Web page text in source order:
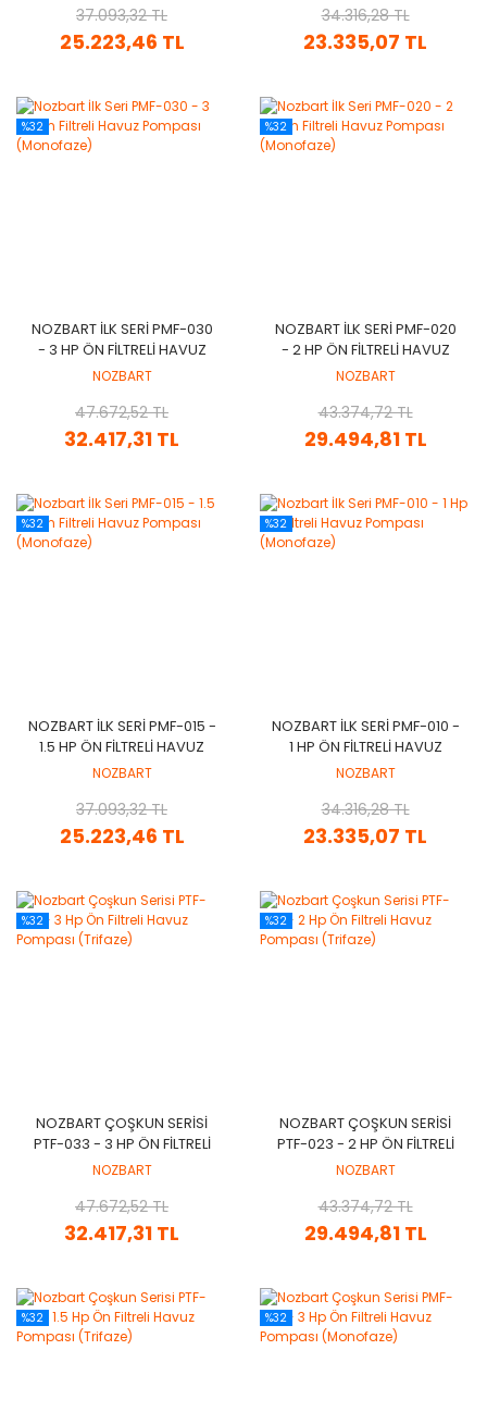
25.223,46 TL
37.093,32 TL
23.335,07 TL
34.316,28 TL
%32
NOZBART İLK SERI PMF-030
- 3 HP ÖN FILTRELI HAVUZ
POMPASI (MONOFAZE)
NOZBART
32.417,31 TL
47.672,52 TL
%32
NOZBART İLK SERI PMF-020
- 2 HP ÖN FILTRELI HAVUZ
POMPASI (MONOFAZE)
NOZBART
29.494,81 TL
43.374,72 TL
%32
NOZBART İLK SERI PMF-015 -
1.5 HP ÖN FILTRELI HAVUZ
POMPASI (MONOFAZE)
NOZBART
25.223,46 TL
37.093,32 TL
%32
NOZBART İLK SERI PMF-010 -
1 HP ÖN FILTRELI HAVUZ
POMPASI (MONOFAZE)
NOZBART
23.335,07 TL
34.316,28 TL
%32
NOZBART ÇOŞKUN SERISI
PTF-033 - 3 HP ÖN FILTRELI
HAVUZ POMPASI (TRIFAZE)
NOZBART
32.417,31 TL
47.672,52 TL
%32
NOZBART ÇOŞKUN SERISI
PTF-023 - 2 HP ÖN FILTRELI
HAVUZ POMPASI (TRIFAZE)
NOZBART
29.494,81 TL
43.374,72 TL
%32 %32